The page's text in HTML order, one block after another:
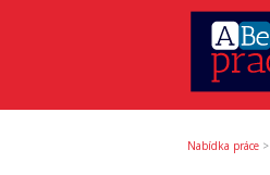
Nabídka práce >